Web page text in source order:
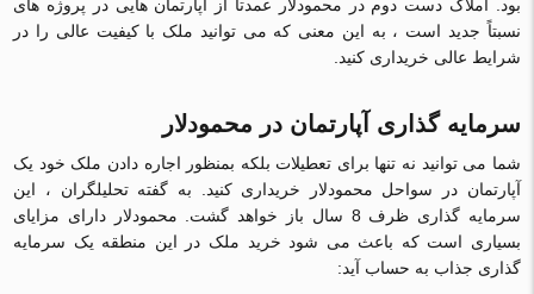
بود. املاک دست دوم در محمودلار عمدتاً از آپارتمان هایی در پروژه های
نسبتاً جدید است ، به این معنی که می توانید ملک با کیفیت عالی را در
شرایط عالی خریداری کنید.
سرمایه گذاری آپارتمان در محمودلار
شما می توانید نه تنها برای تعطیلات بلکه بمنظور اجاره دادن ملک خود یک
آپارتمان در سواحل محمودلار خریداری کنید. به گفته تحلیلگران ، این
سرمایه گذاری ظرف 8 سال باز خواهد گشت. محمودلار دارای مزایای
بسیاری است که باعث می شود خرید ملک در این منطقه یک سرمایه
گذاری جذاب به حساب آید: